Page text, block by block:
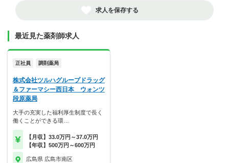
求人を保存する
最近見た薬剤師求人
正社員 調剤薬局
株式会社ツルハグループドラッグ
＆ファーマシー西日本 ウォンツ
段原薬局
大手の充実した福利厚生制度で長く
働くことができる環…
【月収】33.0万円～37.0万円
【年収】500万円～600万円
広島県 広島市南区